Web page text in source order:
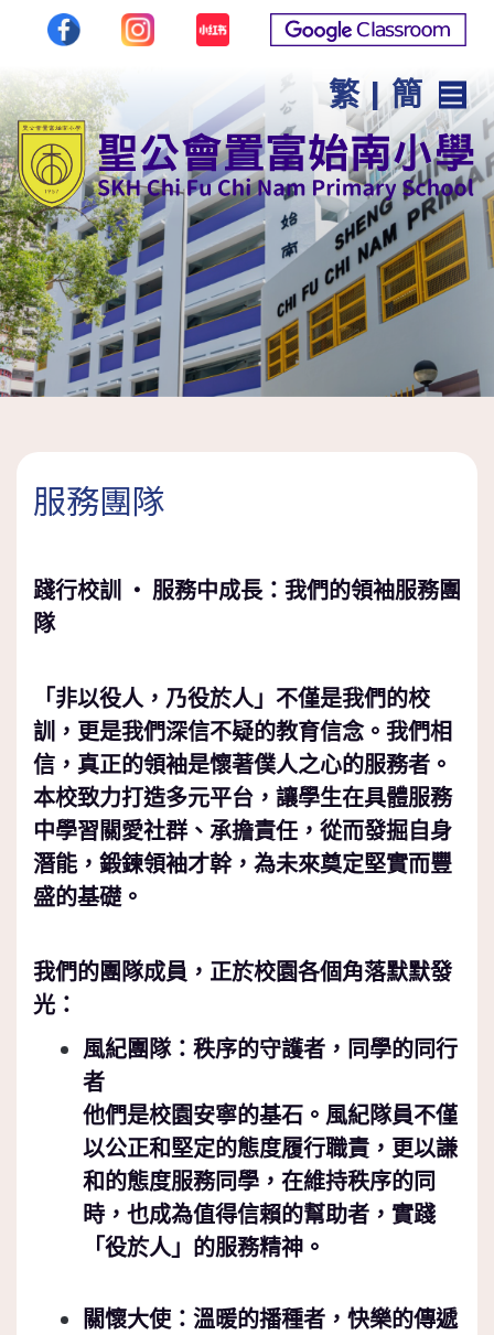
繁 |簡
服務團隊
踐行校訓 ‧ 服務中成長：我們的領袖服務團
隊
「非以役人，乃役於人」不僅是我們的校
訓，更是我們深信不疑的教育信念。我們相
信，真正的領袖是懷著僕人之心的服務者。
本校致力打造多元平台，讓學生在具體服務
中學習關愛社群、承擔責任，從而發掘自身
潛能，鍛鍊領袖才幹，為未來奠定堅實而豐
盛的基礎。
我們的團隊成員，正於校園各個角落默默發
光：
風紀團隊：秩序的守護者，同學的同行
者
他們是校園安寧的基石。風紀隊員不僅
以公正和堅定的態度履行職責，更以謙
和的態度服務同學，在維持秩序的同
時，也成為值得信賴的幫助者，實踐
「役於人」的服務精神。
關懷大使：溫暖的播種者，快樂的傳遞